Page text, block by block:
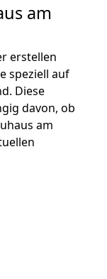
am
erstellen
speziell auf
Diese
davon, ob
am